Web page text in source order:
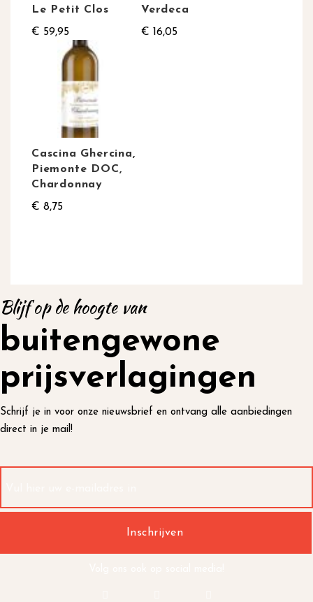
Le Petit Clos
€ 59,95
Verdeca
€ 16,05
Cascina Ghercina,
Piemonte DOC,
Chardonnay
€ 8,75
Blijf op de hoogte van
buitengewone
prijsverlagingen
Schrijf je in voor onze nieuwsbrief en ontvang alle aanbiedingen
direct in je mail!